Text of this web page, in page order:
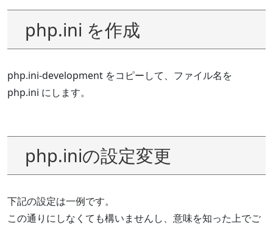
php.ini を作成
php.ini-development をコピーして、ファイル名を
php.ini にします。
php.iniの設定変更
下記の設定は一例です。
この通りにしなくても構いませんし、意味を知った上でご